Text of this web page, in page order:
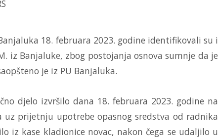
18. februara 2023. godine identifikovali su i
iz Banjaluke, zbog postojanja osnova sumnje da je
je iz PU Banjaluka.
djelo izvršilo dana 18. februara 2023. godine na
prijetnju upotrebe opasnog sredstva od radnika
iz kase kladionice novac, nakon čega se udaljilo u